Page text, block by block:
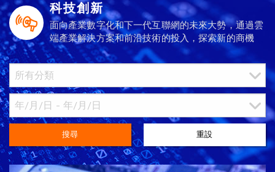
科技創新
面向產業數字化和下一代互聯網的未來大勢，通過雲
端產業解決方案和前沿技術的投入，探索新的商機
搜尋 重設